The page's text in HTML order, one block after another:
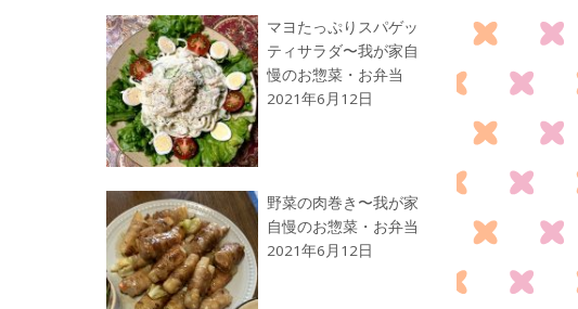
マヨたっぷりスパゲッ
ティサラダ〜我が家自
慢のお惣菜・お弁当
2021年6月12日
野菜の肉巻き〜我が家
自慢のお惣菜・お弁当
2021年6月12日